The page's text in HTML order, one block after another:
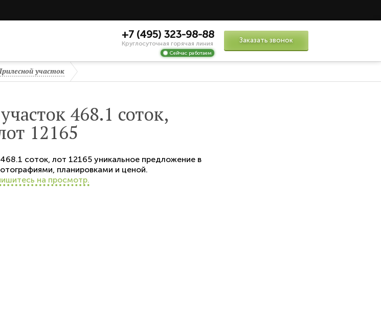
+7 (495) 323-98-88
Круглосуточная горячая линия
Сейчас работаем
Заказать звонок
участок
468.1 соток,
12165
468.1 соток, лот 12165 уникальное предложение в
планировками и ценой.
на просмотр.